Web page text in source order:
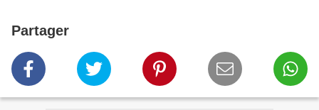
Partager